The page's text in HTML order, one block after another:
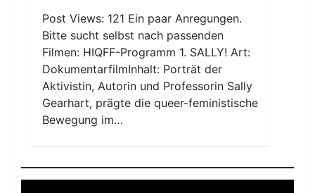
Post Views: 121 Ein paar Anregungen.
Bitte sucht selbst nach passenden
Filmen: HIQFF-Programm 1. SALLY! Art:
DokumentarfilmInhalt: Porträt der
Aktivistin, Autorin und Professorin Sally
Gearhart, prägte die queer-feministische
Bewegung im…